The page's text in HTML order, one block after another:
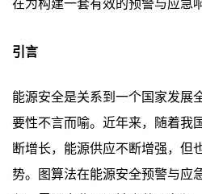
在为构建一套有效的预警与应急
引言
能源安全是关系到一个国家发展
要性不言而喻。近年来，随着我
断增长，能源供应不断增强，但
势。图算法在能源安全预警与应